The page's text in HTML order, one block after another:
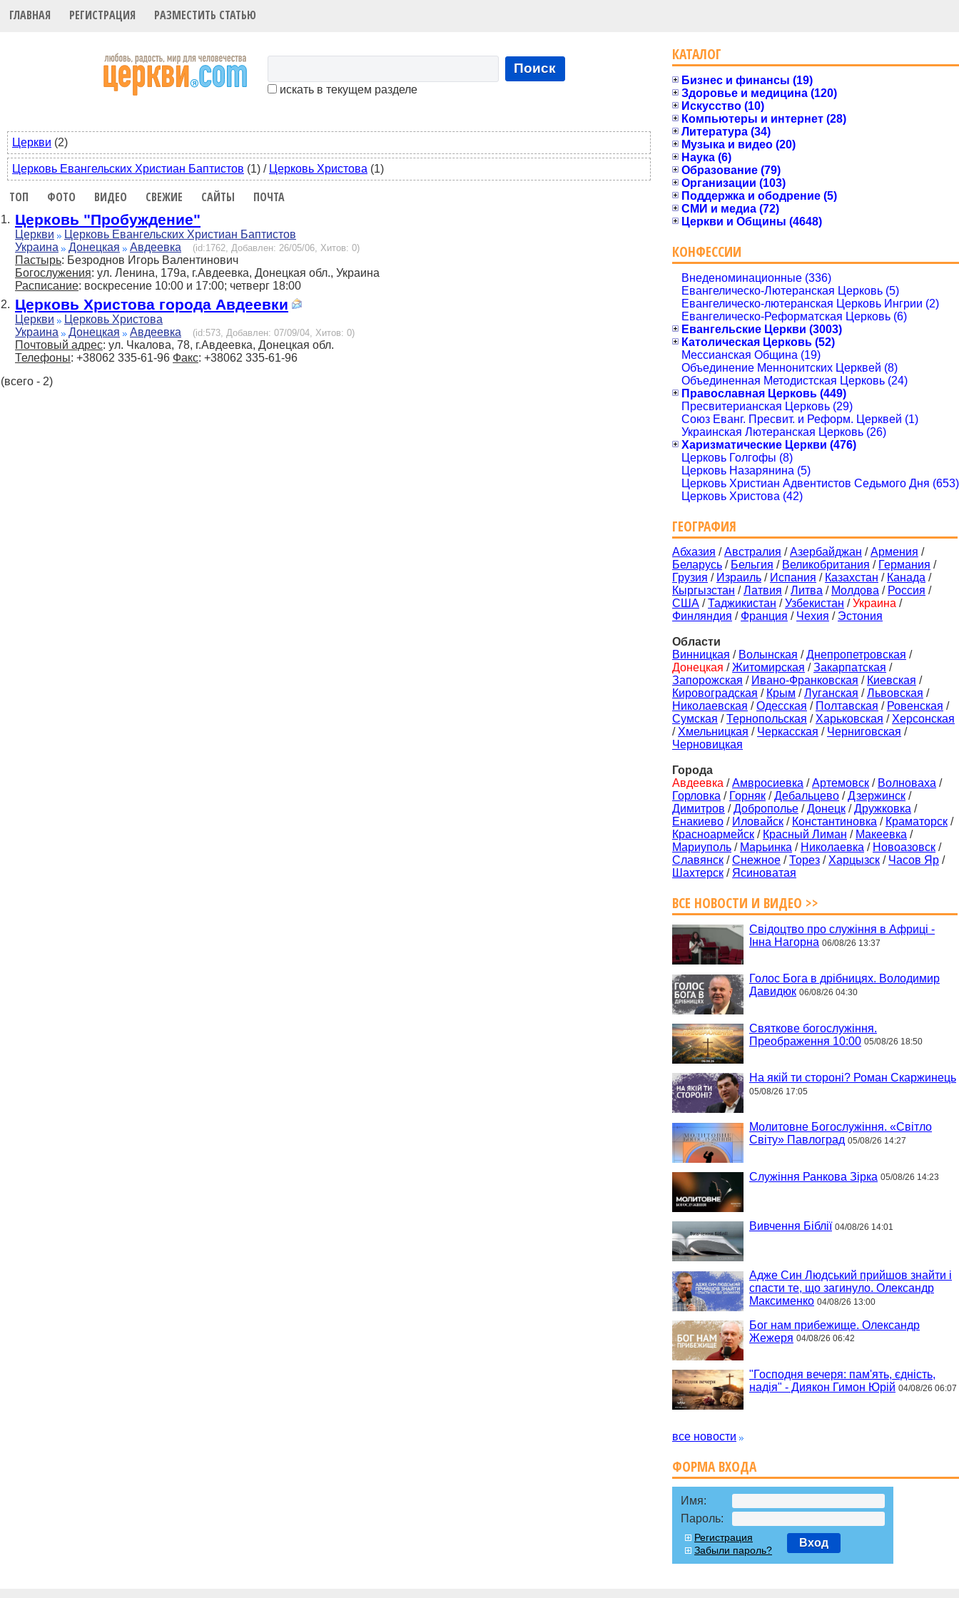
ГЛАВНАЯ РЕГИСТРАЦИЯ РАЗМЕСТИТЬ СТАТЬЮ
Поиск
искать в текущем разделе
Церкви (2)
Церковь Евангельских Христиан Баптистов (1) / Церковь Христова (1)
ТОП ФОТО ВИДЕО СВЕЖИЕ САЙТЫ ПОЧТА
1. Церковь "Пробуждение"
Церкви
Церковь Евангельских Христиан Баптистов
Украина
Донецкая Авдеевка (id:1762, Добавлен: 26/05/06, Хитов: 0)
Пастырь: Безроднов Игорь Валентинович
Богослужения: ул. Ленина, 179а, г.Авдеевка, Донецкая обл., Украина
Расписание: воскресение 10:00 и 17:00; четверг 18:00
2. Церковь Христова города Авдеевки
Церкви
Церковь Христова
Украина
Донецкая Авдеевка (id:573, Добавлен: 07/09/04, Хитов: 0)
Почтовый адрес: ул. Чкалова, 78, г.Авдеевка, Донецкая обл.
Телефоны: +38062 335-61-96 Факс: +38062 335-61-96
(всего - 2)
КАТАЛОГ
Бизнес и финансы (19)
Здоровье и медицина (120)
Искусство (10)
Компьютеры и интернет (28)
Литература (34)
Музыка и видео (20)
Наука (6)
Образование (79)
Организации (103)
Поддержка и ободрение (5)
СМИ и медиа (72)
Церкви и Общины (4648)
КОНФЕССИИ
Внеденоминационные (336)
Евангелическо-Лютеранская Церковь (5)
Евангелическо-лютеранская Церковь Ингрии (2)
Евангелическо-Реформатская Церковь (6)
Евангельские Церкви (3003)
Католическая Церковь (52)
Мессианская Община (19)
Объединение Меннонитских Церквей (8)
Объединенная Методистская Церковь (24)
Православная Церковь (449)
Пресвитерианская Церковь (29)
Союз Еванг. Пресвит. и Реформ. Церквей (1)
Украинская Лютеранская Церковь (26)
Харизматические Церкви (476)
Церковь Голгофы (8)
Церковь Назарянина (5)
Церковь Христиан Адвентистов Седьмого Дня (653)
Церковь Христова (42)
ГЕОГРАФИЯ
Абхазия /Австралия /Азербайджан /Армения /
Беларусь / Бельгия / Великобритания / Германия /
Грузия / Израиль / Испания / Казахстан / Канада /
Кыргызстан /Латвия /Литва / Молдова / Россия /
США /Таджикистан /Узбекистан /Украина /
Финляндия / Франция / Чехия / Эстония
Области
Винницкая / Волынская /Днепропетровская /
Донецкая /Житомирская /Закарпатская /
Запорожская / Ивано-Франковская / Киевская /
Кировоградская / Крым /Луганская /Львовская /
Николаевская /Одесская / Полтавская / Ровенская /
Сумская /Тернопольская / Харьковская / Херсонская
/ Хмельницкая / Черкасская / Черниговская /
Черновицкая
Города
Авдеевка /Амвросиевка /Артемовск / Волноваха /
Горловка / Горняк /Дебальцево /Дзержинск /
Димитров /Доброполье /Донецк /Дружковка /
Енакиево / Иловайск / Константиновка / Краматорск /
Красноармейск / Красный Лиман / Макеевка /
Мариуполь / Марьинка / Николаевка / Новоазовск /
Славянск /Снежное /Торез / Харцызск / Часов Яр /
Шахтерск / Ясиноватая
ВСЕ НОВОСТИ И ВИДЕО >>
Свідоцтво про служіння в Африці -
Інна Нагорна 06/08/26 13:37
Голос Бога в дрібницях. Володимир
Давидюк 06/08/26 04:30
Святкове богослужіння.
Преображення 10:00 05/08/26 18:50
На якій ти стороні? Роман Скаржинець
05/08/26 17:05
Молитовне Богослужіння. «Світло
Світу» Павлоград 05/08/26 14:27
Служіння Ранкова Зірка 05/08/26 14:23
Вивчення Біблії 04/08/26 14:01
Адже Син Людський прийшов знайти і
спасти те, що загинуло. Олександр
Максименко 04/08/26 13:00
Бог нам прибежище. Олександр
Жежеря 04/08/26 06:42
"Господня вечеря: пам'ять, єдність,
надія" - Диякон Гимон Юрій 04/08/26 06:07
все новости
ФОРМА ВХОДА
Имя:
Пароль:
Регистрация
Забыли пароль?
Вход